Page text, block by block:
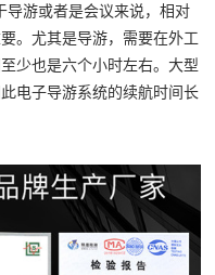
游或者是会议来说，相对
。尤其是导游，需要在外工
少也是六个小时左右。大型
电子导游系统的续航时间长